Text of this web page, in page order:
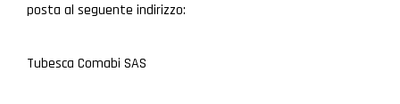
posta al seguente indirizzo:
Tubesca Comabi SAS